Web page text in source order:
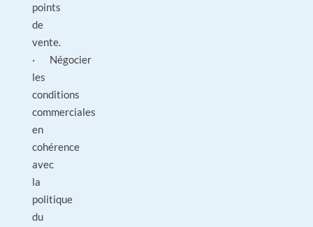
points
de
vente.
· Négocier
les
conditions
commerciales
en
cohérence
avec
la
politique
du